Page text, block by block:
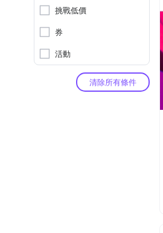
挑戰低價
券
活動
清除所有條件